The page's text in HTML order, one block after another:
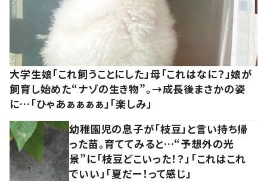
大学生娘「これ飼うことにした」母「これはなに？」娘が
飼育し始めた“ナゾの生き物”。→成長後まさかの姿
に…「ひゃあぁぁぁぁ」「楽しみ」
幼稚園児の息子が「枝豆」と言い持ち帰
った苗。育ててみると…“予想外の光
景”に「枝豆どこいった！？」「これはこれ
でいい」「夏だー！って感じ」